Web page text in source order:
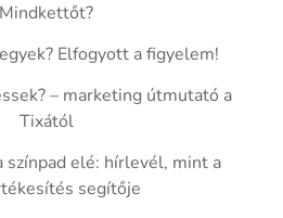
Mindkettőt?
Elfogyott a figyelem!
– marketing útmutató a
Tixától
színpad elé: hírlevél, mint a
segítője